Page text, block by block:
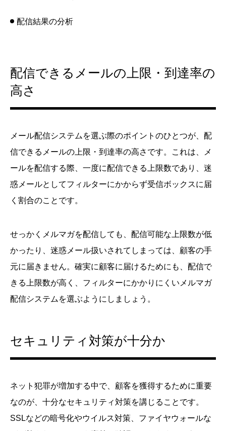
配信結果の分析
配信できるメールの上限・到達率の
高さ
メール配信システムを選ぶ際のポイントのひとつが、配
信できるメールの上限・到達率の高さです。これは、メ
ールを配信する際、一度に配信できる上限数であり、迷
惑メールとしてフィルターにかからず受信ボックスに届
く割合のことです。
せっかくメルマガを配信しても、配信可能な上限数が低
かったり、迷惑メール扱いされてしまっては、顧客の手
元に届きません。確実に顧客に届けるためにも、配信で
きる上限数が高く、フィルターにかかりにくいメルマガ
配信システムを選ぶようにしましょう。
セキュリティ対策が十分か
ネット犯罪が増加する中で、顧客を獲得するために重要
なのが、十分なセキュリティ対策を講じることです。
SSLなどの暗号化やウイルス対策、ファイヤウォールな